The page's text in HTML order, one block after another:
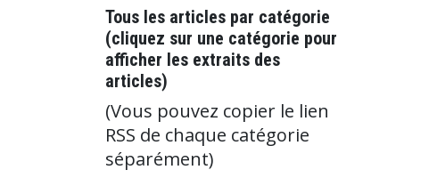
Tous les articles par catégorie
(cliquez sur une catégorie pour
afficher les extraits des
articles)
(Vous pouvez copier le lien
RSS de chaque catégorie
séparément)